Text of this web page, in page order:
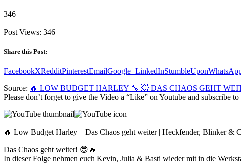
346
Post Views: 346
Share this Post:
FacebookXRedditPinterestEmailGoogle+LinkedInStumbleUpon
Source: 🔥 LOW BUDGET HARLEY 🔧 💥 DAS CHAOS GEHT
Please don’t forget to give the Video a “Like” on Youtube and subscribe
🔥 Low Budget Harley – Das Chaos geht weiter | Heckfender, Blinker &
Das Chaos geht weiter! 😎🔥
In dieser Folge nehmen euch Kevin, Julia & Basti wieder mit in die